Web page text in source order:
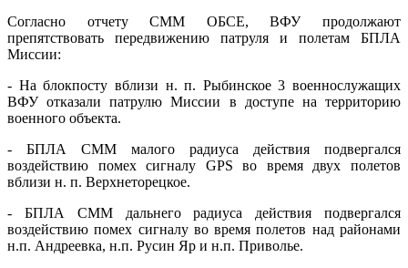
Согласно отчету СММ ОБСЕ, ВФУ продолжают
препятствовать передвижению патруля и полетам БПЛА
Миссии:
- На блокпосту вблизи н. п. Рыбинское 3 военнослужащих
ВФУ отказали патрулю Миссии в доступе на территорию
военного объекта.
- БПЛА СММ малого радиуса действия подвергался
воздействию помех сигналу GPS во время двух полетов
вблизи н. п. Верхнеторецкое.
- БПЛА СММ дальнего радиуса действия подвергался
воздействию помех сигналу во время полетов над районами
н.п. Андреевка, н.п. Русин Яр и н.п. Приволье.